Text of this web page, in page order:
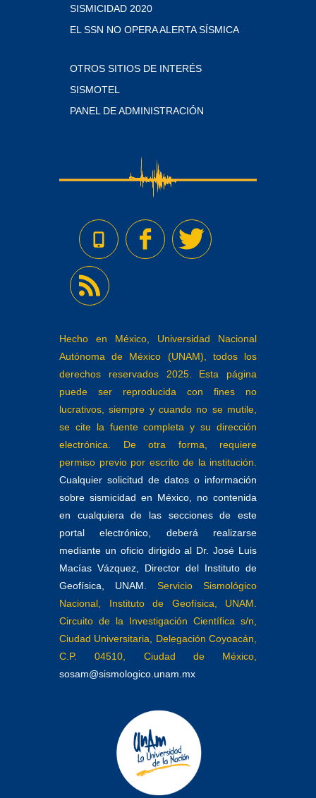
SISMICIDAD 2020
EL SSN NO OPERA ALERTA SÍSMICA
OTROS SITIOS DE INTERÉS
SISMOTEL
PANEL DE ADMINISTRACIÓN
Hecho en México, Universidad Nacional
Autónoma de México (UNAM), todos los
derechos reservados 2025. Esta página
puede ser reproducida con fines no
lucrativos, siempre y cuando no se mutile,
se cite la fuente completa y su dirección
electrónica. De otra forma, requiere
permiso previo por escrito de la institución.
Cualquier solicitud de datos o información
sobre sismicidad en México, no contenida
en cualquiera de las secciones de este
portal electrónico, deberá realizarse
mediante un oficio dirigido al Dr. José Luis
Macías Vázquez, Director del Instituto de
Geofísica, UNAM.
Servicio Sismológico
Nacional, Instituto de Geofísica, UNAM.
Circuito de la Investigación Científica s/n,
Ciudad Universitaria, Delegación Coyoacán,
C.P. 04510, Ciudad de México,
sosam@sismologico.unam.mx